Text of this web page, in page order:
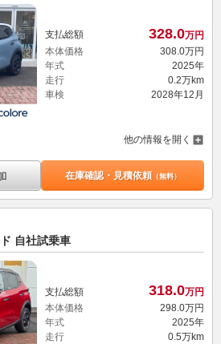
支払総額 328.0万円
本体価格
308. 0万円
年式
2025年
走行
0.2万km
車検
2028年12月
他の情報を開く
在庫確認・見積依頼（無料）
自社試乗車
支払総額 318.0万円
本体価格
298.0万円
年式
2025年
走行
0.5万km